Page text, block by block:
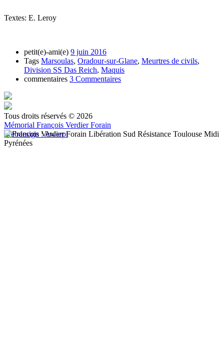
Textes: E. Leroy
petit(e)-ami(e) 9 juin 2016
Tags Marsoulas, Oradour-sur-Glane, Meurtres de civils,
Division SS Das Reich, Maquis
commentaires 3 Commentaires
Tous droits réservés © 2026
Mémorial François Verdier Forain
Webdesign : Awerpi